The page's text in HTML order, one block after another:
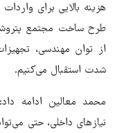
هزینه‌ بالایی برای
طرح ساخت مجتمع
از توان مهندسی،
شدت استقبال می‌کنیم.
محمد معالین ادامه
نیازهای داخلی، حتی